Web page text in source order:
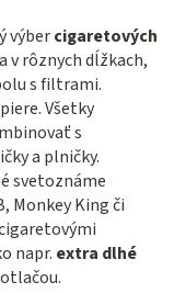
výbercigaretových
v rôznych dĺžkach,
s filtrami.
Všetky
s
a plničky.
svetoznáme
Monkey King či
napr. extra dlhé